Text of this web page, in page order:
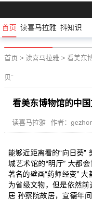
首页 读喜马拉雅 抖知识
首页 > 读喜马拉雅> 看美东
贝”
看美东博物馆的中
读喜马拉雅 作者：
能够近距离看的“向日葵”
城艺术馆的“明厅” 大都
著名的壁画“药师经变”
为省级文物，但是依然
居 孙察院故居，宣德年